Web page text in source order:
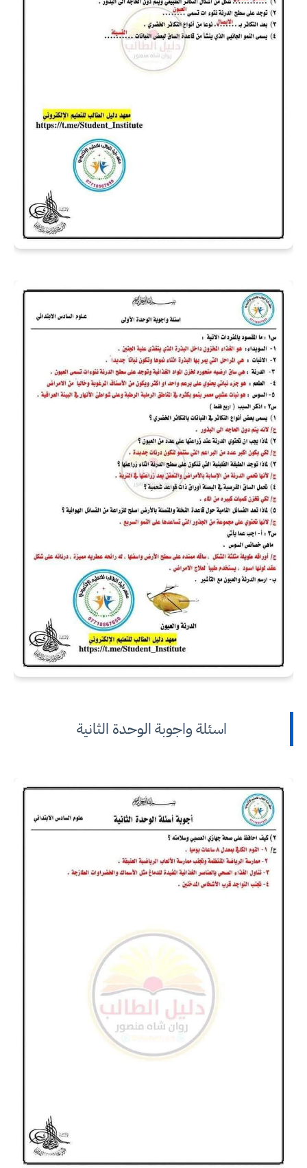
اسئلة واجوبة الوحدة الثانية